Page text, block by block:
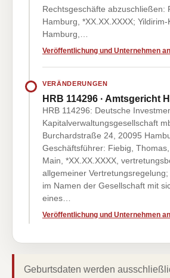
Rechtsgeschäfte abzuschließen:
Hamburg, *XX.XX.XXXX; Yildirim-
Hamburg,…
Veröffentlichung und Unternehmen
VERÄNDERUNGEN
HRB 114296 · Amtsgericht
HRB 114296: Deutsche
Kapitalverwaltungsgesellschaft
Burchardstraße 24, 20095
Geschäftsführer: Fiebig,
Main, *XX.XX.XXXX,
allgemeiner Vertretungsregelung;
im Namen der Gesellschaft mit
eines…
Veröffentlichung und Unternehmen
Geburtsdaten werden